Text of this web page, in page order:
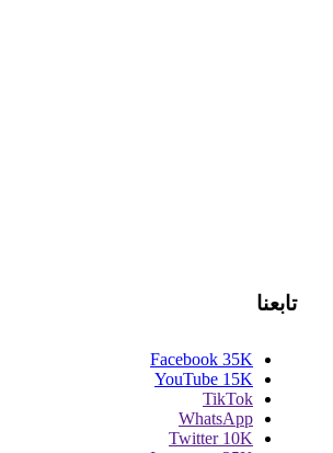
تابعنا
Facebook 35K
YouTube 15K
TikTok
WhatsApp
Twitter 10K